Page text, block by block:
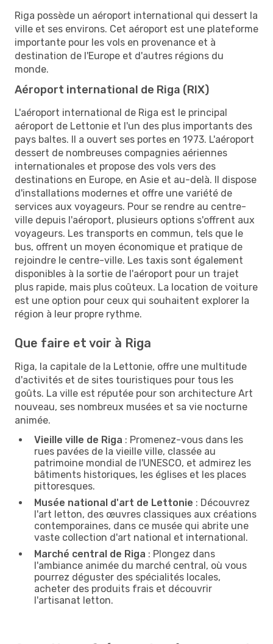
Riga possède un aéroport international qui dessert la
ville et ses environs. Cet aéroport est une plateforme
importante pour les vols en provenance et à
destination de l'Europe et d'autres régions du
monde.
Aéroport international de Riga (RIX)
L'aéroport international de Riga est le principal
aéroport de Lettonie et l'un des plus importants des
pays baltes. Il a ouvert ses portes en 1973. L'aéroport
dessert de nombreuses compagnies aériennes
internationales et propose des vols vers des
destinations en Europe, en Asie et au-delà. Il dispose
d'installations modernes et offre une variété de
services aux voyageurs. Pour se rendre au centre-
ville depuis l'aéroport, plusieurs options s'offrent aux
voyageurs. Les transports en commun, tels que le
bus, offrent un moyen économique et pratique de
rejoindre le centre-ville. Les taxis sont également
disponibles à la sortie de l'aéroport pour un trajet
plus rapide, mais plus coûteux. La location de voiture
est une option pour ceux qui souhaitent explorer la
région à leur propre rythme.
Que faire et voir à Riga
Riga, la capitale de la Lettonie, offre une multitude
d'activités et de sites touristiques pour tous les
goûts. La ville est réputée pour son architecture Art
nouveau, ses nombreux musées et sa vie nocturne
animée.
Vieille ville de Riga : Promenez-vous dans les
rues pavées de la vieille ville, classée au
patrimoine mondial de l'UNESCO, et admirez les
bâtiments historiques, les églises et les places
pittoresques.
Musée national d'art de Lettonie : Découvrez
l'art letton, des œuvres classiques aux créations
contemporaines, dans ce musée qui abrite une
vaste collection d'art national et international.
Marché central de Riga : Plongez dans
l'ambiance animée du marché central, où vous
pourrez déguster des spécialités locales,
acheter des produits frais et découvrir
l'artisanat letton.